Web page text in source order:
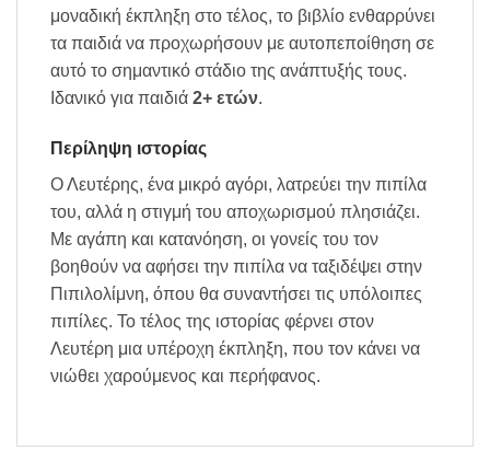
μοναδική έκπληξη στο τέλος, το βιβλίο ενθαρρύνει
τα παιδιά να προχωρήσουν με αυτοπεποίθηση σε
αυτό το σημαντικό στάδιο της ανάπτυξής τους.
Ιδανικό για παιδιά 2+ ετών.
Περίληψη ιστορίας
Ο Λευτέρης, ένα μικρό αγόρι, λατρεύει την πιπίλα
του, αλλά η στιγμή του αποχωρισμού πλησιάζει.
Με αγάπη και κατανόηση, οι γονείς του τον
βοηθούν να αφήσει την πιπίλα να ταξιδέψει στην
Πιπιλολίμνη, όπου θα συναντήσει τις υπόλοιπες
πιπίλες. Το τέλος της ιστορίας φέρνει στον
Λευτέρη μια υπέροχη έκπληξη, που τον κάνει να
νιώθει χαρούμενος και περήφανος.